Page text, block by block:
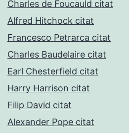
Charles de Foucauld citat
Alfred Hitchock citat
Francesco Petrarca citat
Charles Baudelaire citat
Earl Chesterfield citat
Harry Harrison citat
Filip David citat
Alexander Pope citat